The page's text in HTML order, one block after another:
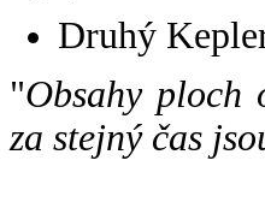
Druhý
"Obsahy ploch
za stejný čas